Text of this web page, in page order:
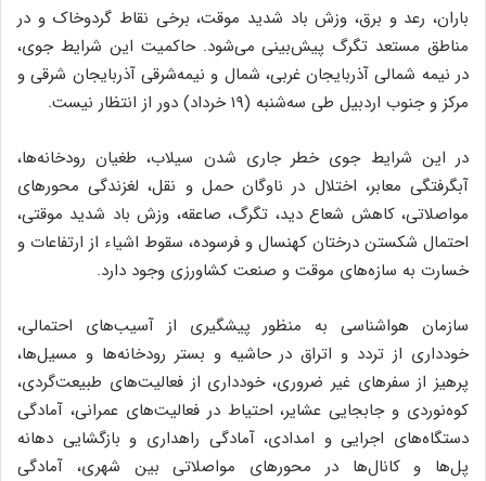
باران، رعد و برق، وزش باد شدید موقت، برخی نقاط گردوخاک و در
مناطق مستعد تگرگ پیش‌بینی می‌شود. حاکمیت این شرایط جوی،
در نیمه‌ شمالی آذربایجان‌ غربی، شمال و نیمه‌شرقی آذربایجان‌ شرقی و
مرکز و جنوب اردبیل طی سه‌شنبه (۱۹ خرداد) دور از انتظار نیست.
در این شرایط جوی خطر جاری شدن سیلاب، طغیان رودخانه‌ها،
آبگرفتگی معابر، اختلال در ناوگان حمل و نقل، لغزندگی محورهای
مواصلاتی، کاهش شعاع دید، تگرگ، صاعقه، وزش باد شدید موقتی،
احتمال شکستن درختان کهنسال و فرسوده، سقوط اشیاء از ارتفاعات و
خسارت به سازه‌های موقت و صنعت کشاورزی وجود دارد.
سازمان هواشناسی به منظور پیشگیری از آسیب‌های احتمالی،
خودداری از تردد و اتراق در حاشیه و بستر رودخانه‌ها و مسیل‌ها،
پرهیز از سفرهای غیر ضروری، خودداری از فعالیت‌های طبیعت‌گردی،
کوه‌نوردی و جابجایی عشایر، احتیاط در فعالیت‌های عمرانی، آمادگی
دستگاه‌های اجرایی و امدادی، آمادگی راهداری و بازگشایی دهانه
پل‌ها و کانال‌ها در محورهای مواصلاتی بین شهری، آمادگی